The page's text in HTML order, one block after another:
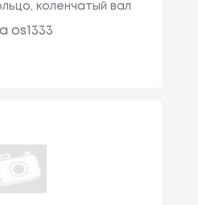
коленчатый вал
os1333